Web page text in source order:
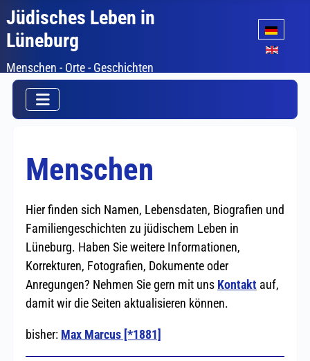
Jüdisches Leben in
Lüneburg
Menschen - Orte - Geschichten
Sprache